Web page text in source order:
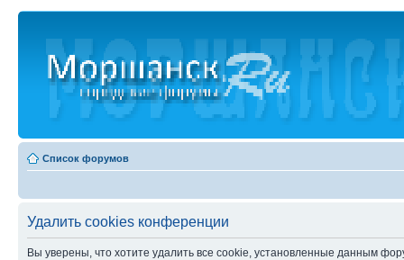
Список форумов
Удалить cookies конференции
Вы уверены, что хотите удалить все cookie, установленные данным